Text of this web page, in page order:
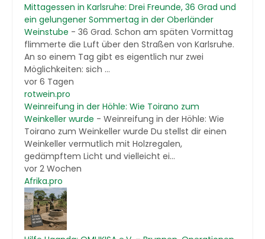
Mittagessen in Karlsruhe: Drei Freunde, 36 Grad und
ein gelungener Sommertag in der Oberländer
Weinstube - 36 Grad. Schon am späten Vormittag
flimmerte die Luft über den Straßen von Karlsruhe.
An so einem Tag gibt es eigentlich nur zwei
Möglichkeiten: sich ...
vor 6 Tagen
rotwein.pro
Weinreifung in der Höhle: Wie Toirano zum
Weinkeller wurde - Weinreifung in der Höhle: Wie
Toirano zum Weinkeller wurde Du stellst dir einen
Weinkeller vermutlich mit Holzregalen,
gedämpftem Licht und vielleicht ei...
vor 2 Wochen
Afrika.pro